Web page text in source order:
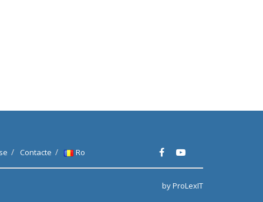
Contacte Ro
by ProLexIT